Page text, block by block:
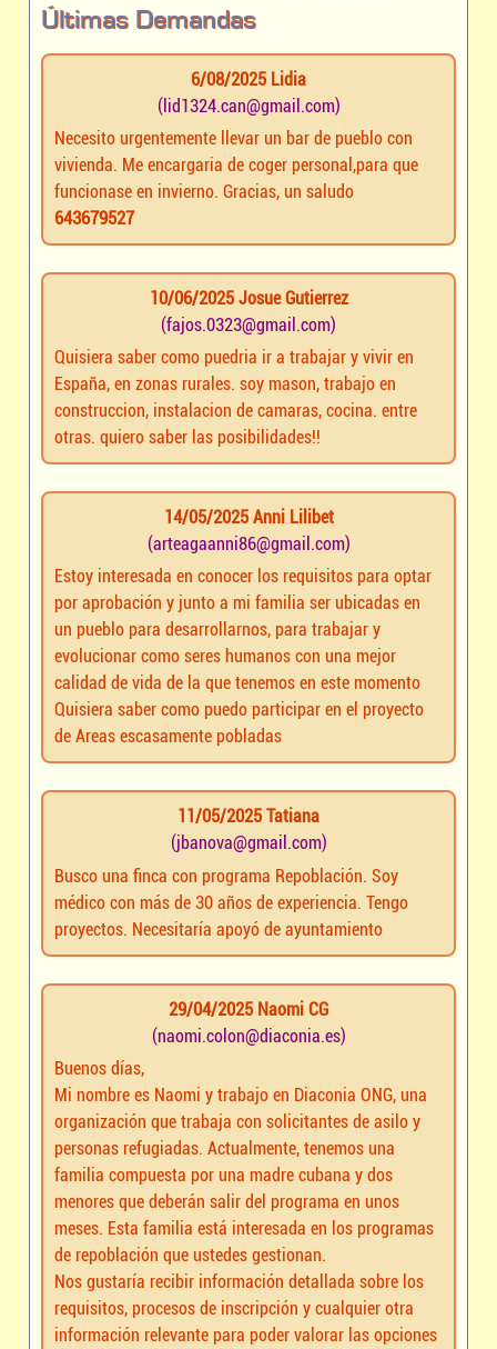
Últimas Demandas
6/08/2025 Lidia
(lid1324.can@gmail.com)
Necesito urgentemente llevar un bar de pueblo con
vivienda. Me encargaria de coger personal,para que
funcionase en invierno. Gracias, un saludo
643679527
10/06/2025 Josue Gutierrez
(fajos.0323@gmail.com)
Quisiera saber como puedria ir a trabajar y vivir en
España, en zonas rurales. soy mason, trabajo en
construccion, instalacion de camaras, cocina. entre
otras. quiero saber las posibilidades!!
14/05/2025 Anni Lilibet
(arteagaanni86@gmail.com)
Estoy interesada en conocer los requisitos para optar
por aprobación y junto a mi familia ser ubicadas en
un pueblo para desarrollarnos, para trabajar y
evolucionar como seres humanos con una mejor
calidad de vida de la que tenemos en este momento
Quisiera saber como puedo participar en el proyecto
de Areas escasamente pobladas
11/05/2025 Tatiana
(jbanova@gmail.com)
Busco una finca con programa Repoblación. Soy
médico con más de 30 años de experiencia. Tengo
proyectos. Necesitaría apoyó de ayuntamiento
29/04/2025 Naomi CG
(naomi.colon@diaconia.es)
Buenos días,
Mi nombre es Naomi y trabajo en Diaconia ONG, una
organización que trabaja con solicitantes de asilo y
personas refugiadas. Actualmente, tenemos una
familia compuesta por una madre cubana y dos
menores que deberán salir del programa en unos
meses. Esta familia está interesada en los programas
de repoblación que ustedes gestionan.
Nos gustaría recibir información detallada sobre los
requisitos, procesos de inscripción y cualquier otra
información relevante para poder valorar las opciones